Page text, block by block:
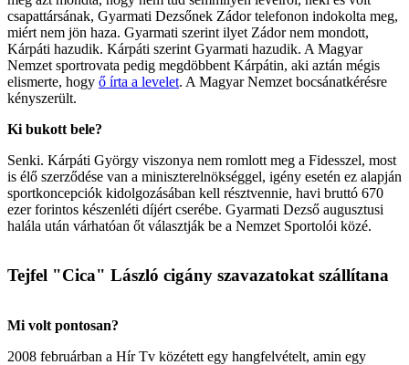
csapattársának, Gyarmati Dezsőnek Zádor telefonon indokolta meg,
miért nem jön haza. Gyarmati szerint ilyet Zádor nem mondott,
Kárpáti hazudik. Kárpáti szerint Gyarmati hazudik. A Magyar
Nemzet sportrovata pedig megdöbbent Kárpátin, aki aztán mégis
elismerte, hogy ő írta a levelet. A Magyar Nemzet bocsánatkérésre
kényszerült.
Ki bukott bele?
Senki. Kárpáti György viszonya nem romlott meg a Fidesszel, most
is élő szerződése van a miniszterelnökséggel, igény esetén ez alapján
sportkoncepciók kidolgozásában kell résztvennie, havi bruttó 670
ezer forintos készenléti díjért cserébe. Gyarmati Dezső augusztusi
halála után várhatóan őt választják be a Nemzet Sportolói közé.
Tejfel "Cica" László cigány szavazatokat szállítana
Mi volt pontosan?
2008 februárban a Hír Tv közétett egy hangfelvételt, amin egy